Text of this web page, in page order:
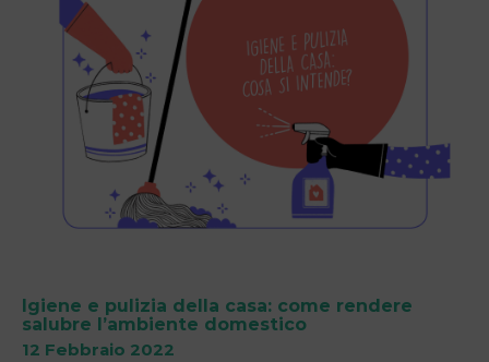
Igiene e pulizia della casa: come rendere
salubre l’ambiente domestico
12 Febbraio 2022